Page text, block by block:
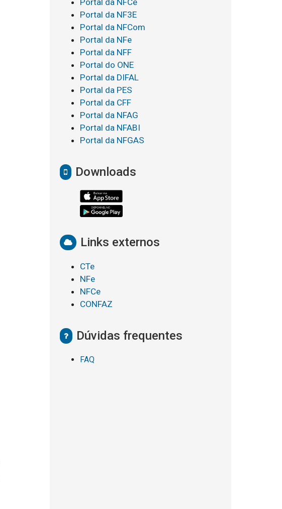
Portal da NFCe
Portal da NF3E
Portal da NFCom
Portal da NFe
Portal da NFF
Portal do ONE
Portal da DIFAL
Portal da PES
Portal da CFF
Portal da NFAG
Portal da NFABI
Portal da NFGAS
Downloads
Links externos
CTe
NFe
NFCe
CONFAZ
Dúvidas frequentes
FAQ